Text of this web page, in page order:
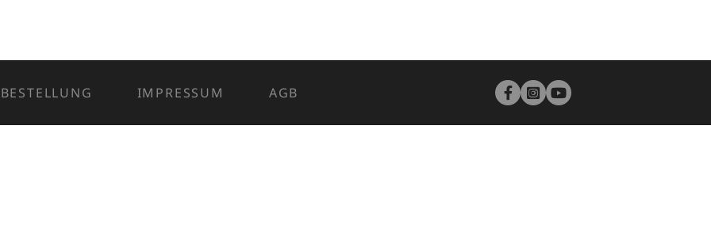
IMPRESSUM AGB